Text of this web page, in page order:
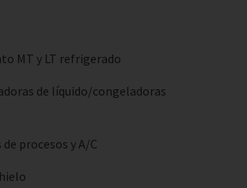
MT y LT refrigerado
de líquido/congeladoras
procesos y A/C